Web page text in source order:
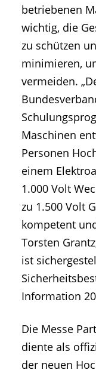
betriebenen
wichtig, die
zu schützen
minimieren,
vermeiden.
Maschinen
Personen
einem
1.000 Volt
zu 1.500 Volt
kompetent
Torsten
ist
Information
Die Messe
diente als
der neuen